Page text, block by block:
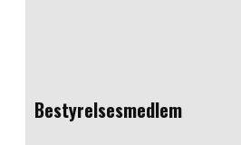
Bestyrelsesmedlem